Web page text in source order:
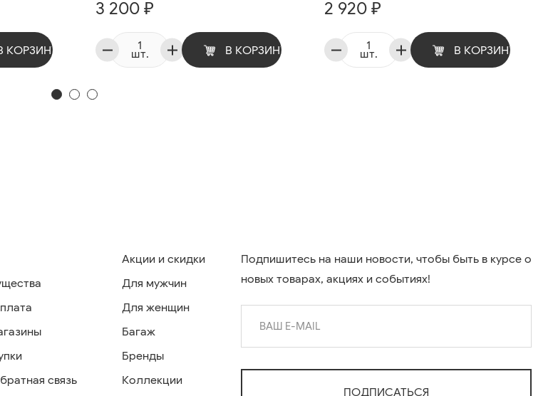
КОРЗИНУ
3 200 ₽
шт. В КОРЗИНУ
2 920 ₽
шт. В КОРЗИНУ
связь
Акции и скидки
Для мужчин
Для женщин
Багаж
Бренды
Коллекции
Подпишитесь на наши новости, чтобы быть в курсе о
новых товарах, акциях и событиях!